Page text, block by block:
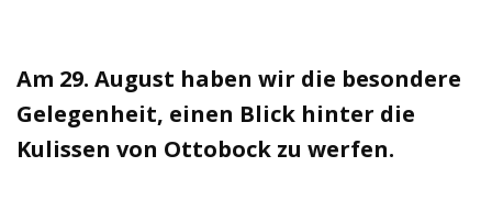
Am 29. August haben wir die besondere
Gelegenheit, einen Blick hinter die
Kulissen von Ottobock zu werfen.